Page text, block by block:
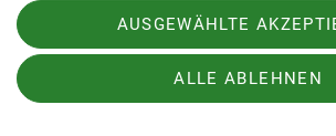
Raiffeisenbank Kletterwelt
AUSGEWÄHLTE
ALLE ABLEHNEN